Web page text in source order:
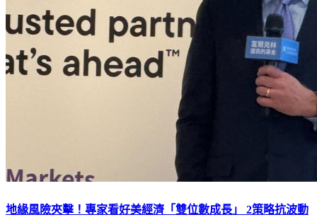
地緣風險夾擊！專家看好美經濟「雙位數成長」 2策略抗波動